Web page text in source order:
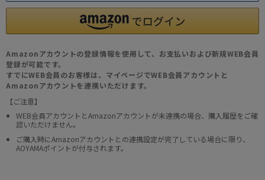
Amazonアカウントの登録情報を使用して、お支払いおよび新規WEB会員
登録が可能です。
すでにWEB会員のお客様は、マイページでWEB会員アカウントと
Amazonアカウントを連携いただけます。
【ご注意】
WEB会員アカウントとAmazonアカウントが未連携の場合、購入履歴をご確
認いただけません。
ご購入時にAmazonアカウントとの連携設定が完了している場合に限り、
AOYAMAポイントが付与されます。